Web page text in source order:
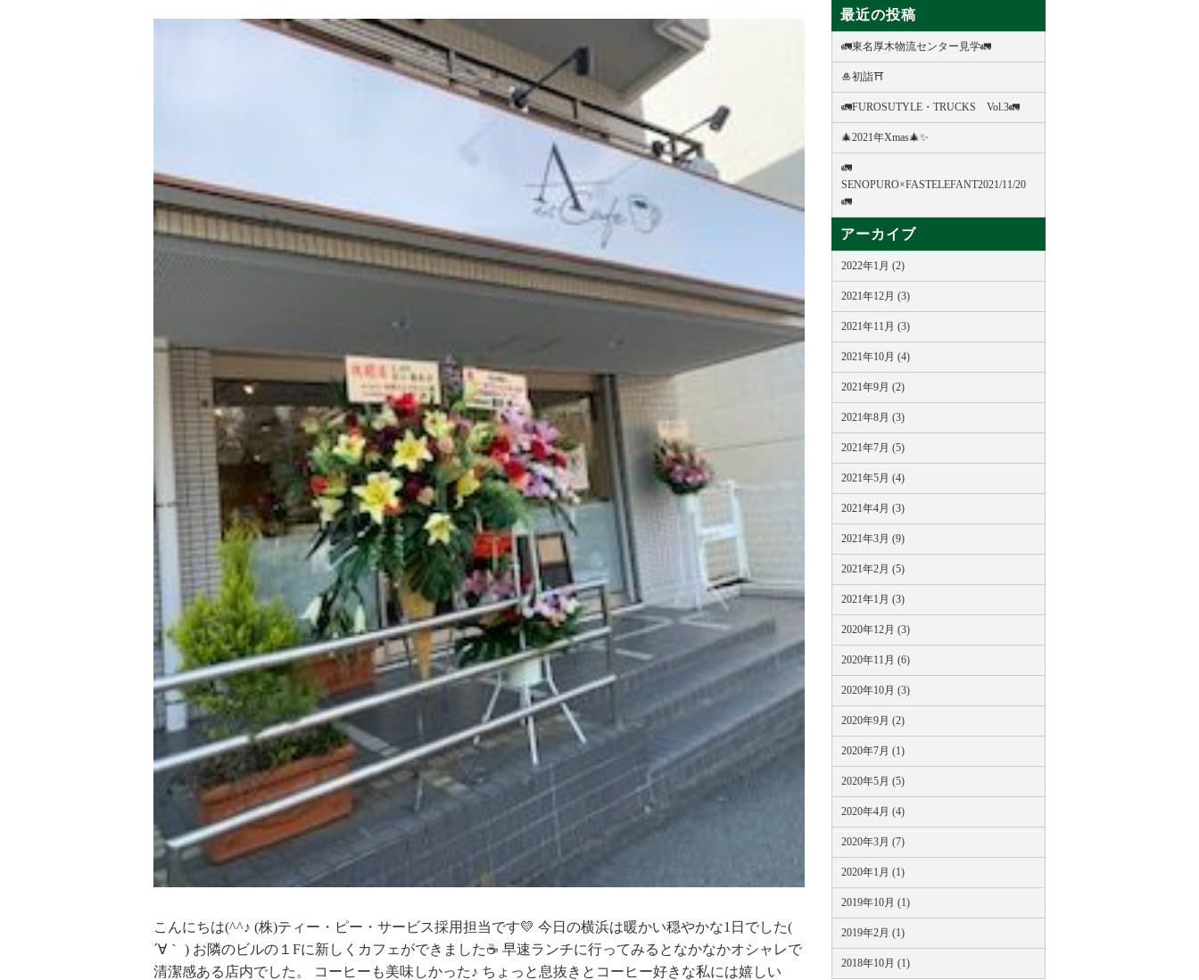
こんにちは(^^♪ (株)ティー・ピー・サービス採用担当です💛 今日の横浜は暖かい穏やかな1日でした(
´∀｀ ) お隣のビルの１Fに新しくカフェができました☕ 早速ランチに行ってみるとなかなかオシャレで
清潔感ある店内でした。 コーヒーも美味しかった♪ ちょっと息抜きとコーヒー好きな私には嬉しい
最近の投稿
🚛東名厚木物流センター見学🚛
🎍初詣⛩
🚛FUROSUTYLE・TRUCKS Vol.3🚛
🎄2021年Xmas🎄✨
🚛
SENOPURO×FASTELEFANT2021/11/20
🚛
アーカイブ
2022年1月 (2)
2021年12月 (3)
2021年11月 (3)
2021年10月 (4)
2021年9月 (2)
2021年8月 (3)
2021年7月 (5)
2021年5月 (4)
2021年4月 (3)
2021年3月 (9)
2021年2月 (5)
2021年1月 (3)
2020年12月 (3)
2020年11月 (6)
2020年10月 (3)
2020年9月 (2)
2020年7月 (1)
2020年5月 (5)
2020年4月 (4)
2020年3月 (7)
2020年1月 (1)
2019年10月 (1)
2019年2月 (1)
2018年10月 (1)